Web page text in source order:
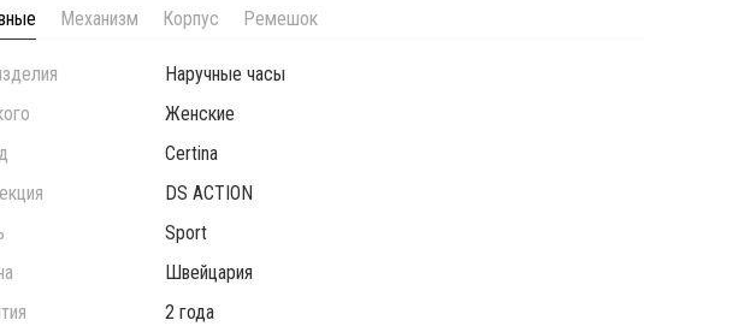
Механизм Корпус Ремешок
Наручные часы
Женские
Certina
DS ACTION
Sport
Швейцария
2 года